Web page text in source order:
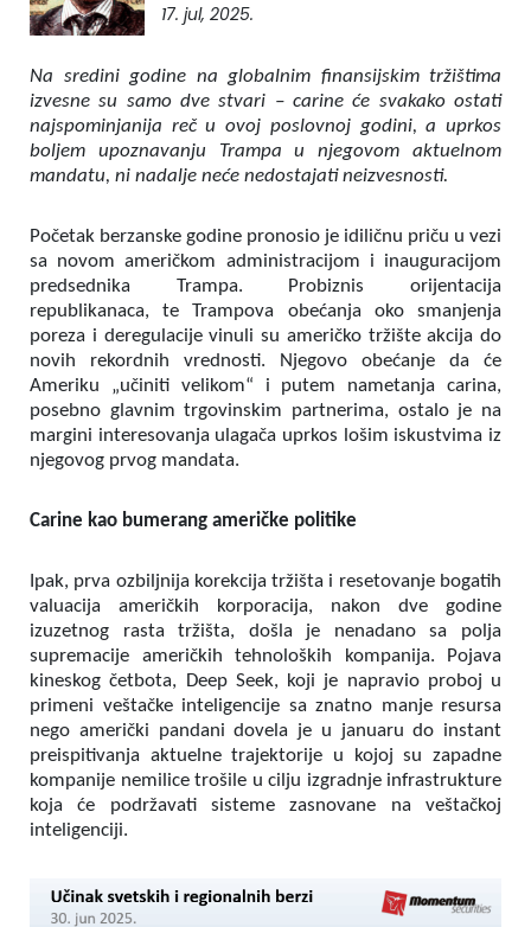
17. jul, 2025.
Na sredini godine na globalnim finansijskim tržištima
izvesne su samo dve stvari – carine će svakako ostati
najspominjanija reč u ovoj poslovnoj godini, a uprkos
boljem upoznavanju Trampa u njegovom aktuelnom
mandatu, ni nadalje neće nedostajati neizvesnosti.
Početak berzanske godine pronosio je idiličnu priču u vezi
sa novom američkom administracijom i inauguracijom
predsednika Trampa. Probiznis orijentacija
republikanaca, te Trampova obećanja oko smanjenja
poreza i deregulacije vinuli su američko tržište akcija do
novih rekordnih vrednosti. Njegovo obećanje da će
Ameriku „učiniti velikom“ i putem nametanja carina,
posebno glavnim trgovinskim partnerima, ostalo je na
margini interesovanja ulagača uprkos lošim iskustvima iz
njegovog prvog mandata.
Carine kao bumerang američke politike
Ipak, prva ozbiljnija korekcija tržišta i resetovanje bogatih
valuacija američkih korporacija, nakon dve godine
izuzetnog rasta tržišta, došla je nenadano sa polja
supremacije američkih tehnoloških kompanija. Pojava
kineskog četbota, Deep Seek, koji je napravio proboj u
primeni veštačke inteligencije sa znatno manje resursa
nego američki pandani dovela je u januaru do instant
preispitivanja aktuelne trajektorije u kojoj su zapadne
kompanije nemilice trošile u cilju izgradnje infrastrukture
koja će podržavati sisteme zasnovane na veštačkoj
inteligenciji.